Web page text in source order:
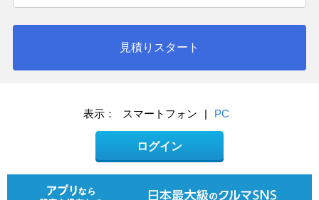
見積りスタート
表示： スマートフォン | PC
ログイン